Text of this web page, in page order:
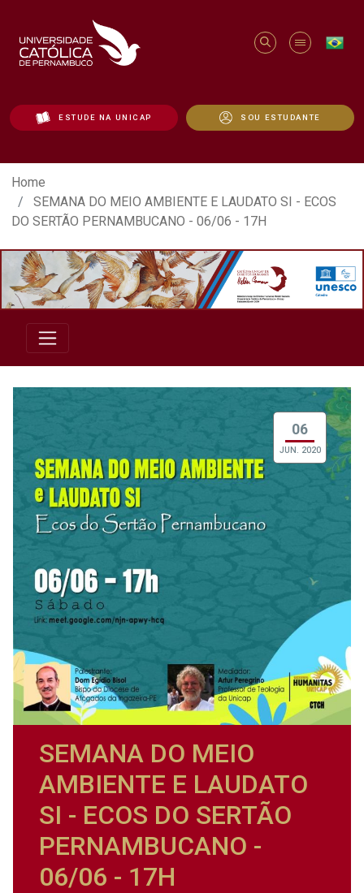
ESTUDE NA UNICAP SOU ESTUDANTE
SEMANA DO MEIO AMBIENTE E
Home
SEMANA DO MEIO AMBIENTE E LAUDATO SI - ECOS
DO SERTÃO PERNAMBUCANO - 06/06 - 17H
06
JUN. 2020
SEMANA DO MEIO
AMBIENTE E LAUDATO
SI - ECOS DO SERTÃO
PERNAMBUCANO -
06/06 - 17H